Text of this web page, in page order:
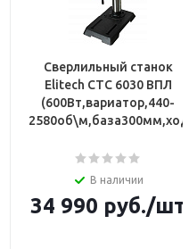
Сверлильный станок
Elitech СТС 6030 ВПЛ
(600Вт,вариатор,440-
В наличии
34 990 руб./шт